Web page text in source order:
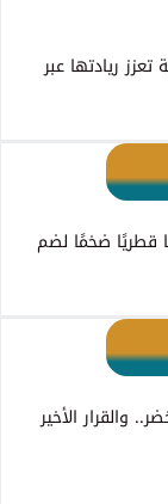
تعزز ريادتها عبر
ضخمًا لضم
والقرار الأخير